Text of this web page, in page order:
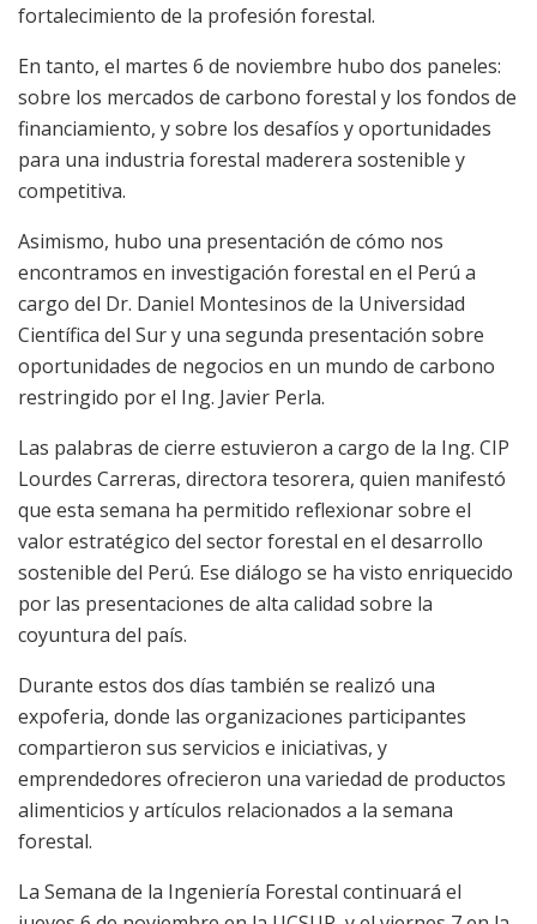
fortalecimiento de la profesión forestal.
En tanto, el martes 6 de noviembre hubo dos paneles:
sobre los mercados de carbono forestal y los fondos de
financiamiento, y sobre los desafíos y oportunidades
para una industria forestal maderera sostenible y
competitiva.
Asimismo, hubo una presentación de cómo nos
encontramos en investigación forestal en el Perú a
cargo del Dr. Daniel Montesinos de la Universidad
Científica del Sur y una segunda presentación sobre
oportunidades de negocios en un mundo de carbono
restringido por el Ing. Javier Perla.
Las palabras de cierre estuvieron a cargo de la Ing. CIP
Lourdes Carreras, directora tesorera, quien manifestó
que esta semana ha permitido reflexionar sobre el
valor estratégico del sector forestal en el desarrollo
sostenible del Perú. Ese diálogo se ha visto enriquecido
por las presentaciones de alta calidad sobre la
coyuntura del país.
Durante estos dos días también se realizó una
expoferia, donde las organizaciones participantes
compartieron sus servicios e iniciativas, y
emprendedores ofrecieron una variedad de productos
alimenticios y artículos relacionados a la semana
forestal.
La Semana de la Ingeniería Forestal continuará el